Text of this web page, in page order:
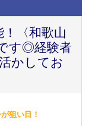
〈和歌山
す◎経験者
かしてお
狙い目！